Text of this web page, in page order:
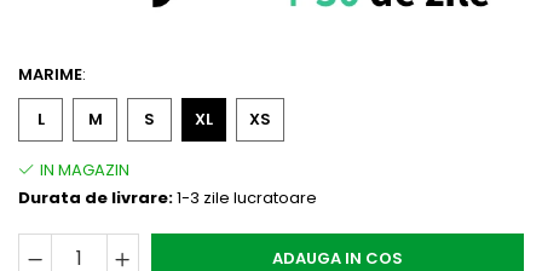
MARIME:
L
M S XL XS
Durata de livrare:1-3 zile lucratoare
ADAUGA IN COS